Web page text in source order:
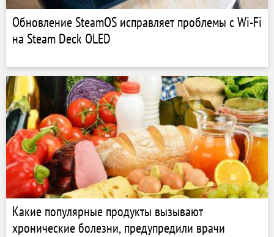
Обновление SteamOS исправляет проблемы с Wi-Fi
на Steam Deck OLED
Какие популярные продукты вызывают
хронические болезни, предупредили врачи